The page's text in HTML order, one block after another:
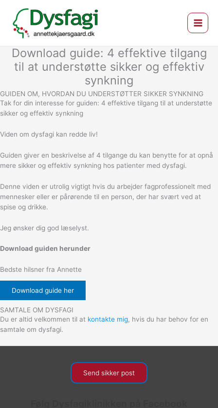
indholdet
Download guide: 4 effektive tilgang
til at understøtte sikker og effektiv
synkning
GUIDEN OM, HVORDAN DU UNDERSTØTTER SIKKER SYNKNING
Tak for din interesse for guiden: 4 effektive tilgang til at understøtte
sikker og effektiv synkning
Viden om dysfagi kan redde liv!
Guiden giver en beskrivelse af 4 tilgange du kan benytte for at opnå
mere sikker og effektiv synkning hos patienter med dysfagi.
Denne viden er utrolig vigtigt hvis du arbejder fagprofessionelt med
mennesker eller er pårørende til en person, der har svært ved at
spise og drikke.
Jeg ønsker dig god læselyst.
Download guiden herunder
Bedste hilsner fra Annette
Download guide her
SAMTALE OM DYSFAGI
Du er altid velkommen til at kontakte mig, hvis du har behov for en
samtale om dysfagi.
Send sikker post